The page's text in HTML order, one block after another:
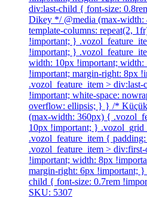
div:last-child { font-size:
Dikey */ @media (max-
template-columns: repeat(2,
!important; }
!important; }
width: 10px !important;
!important; margin-right: 8px
.vozol_feature_item >
!important; white-space:
overflow: ellipsis; } } /*
(max-width: 360px) {
10px !important; }
.vozol_feature_item {
.vozol_feature_item >
!important; width: 8px
margin-right: 6px !important;
child { font-size: 0.7rem
SKU: 5307